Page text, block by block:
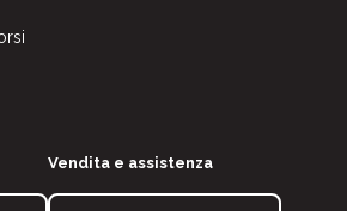
Vendita e assistenza